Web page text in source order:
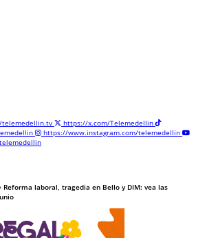
telemedellin.tv
https://x.com/Telemedellin
https://www.instagram.com/telemedellin
Reforma laboral, tragedia en Bello y DIM: vea las